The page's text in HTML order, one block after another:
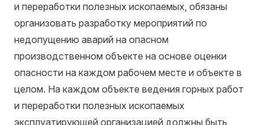
и переработки полезных ископаемых, обязаны
организовать разработку мероприятий по
недопущению аварий на опасном
производственном объекте на основе оценки
опасности на каждом рабочем месте и объекте в
целом. На каждом объекте ведения горных работ
и переработки полезных ископаемых
эксплуатирующей организацией должны быть